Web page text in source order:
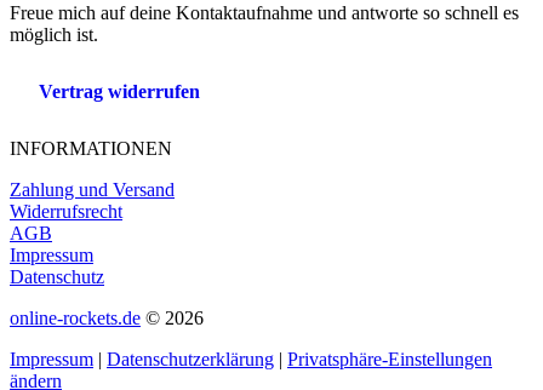
Freue mich auf deine Kontaktaufnahme und antworte so schnell es
möglich ist.
Vertrag widerrufen
INFORMATIONEN
Zahlung und Versand
Widerrufsrecht
AGB
Impressum
Datenschutz
online-rockets.de © 2026
Impressum | Datenschutzerklärung | Privatsphäre-Einstellungen
ändern